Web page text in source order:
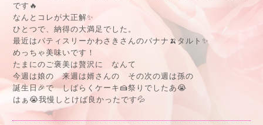
です🔥
なんとコレが大正解✨
ひとつで、納得の大満足でした。
最近はパティスリーかわさきさんのバナナ🍌タルト✨
めっちゃ美味いです！
たまにのご褒美は贅沢に なんて
今週は娘の 来週は婿さんの その次の週は孫の
誕生日🎉で しばらくケーキ🍰祭りでしたあ😭
はぁ😭我慢しとけば良かったです💦